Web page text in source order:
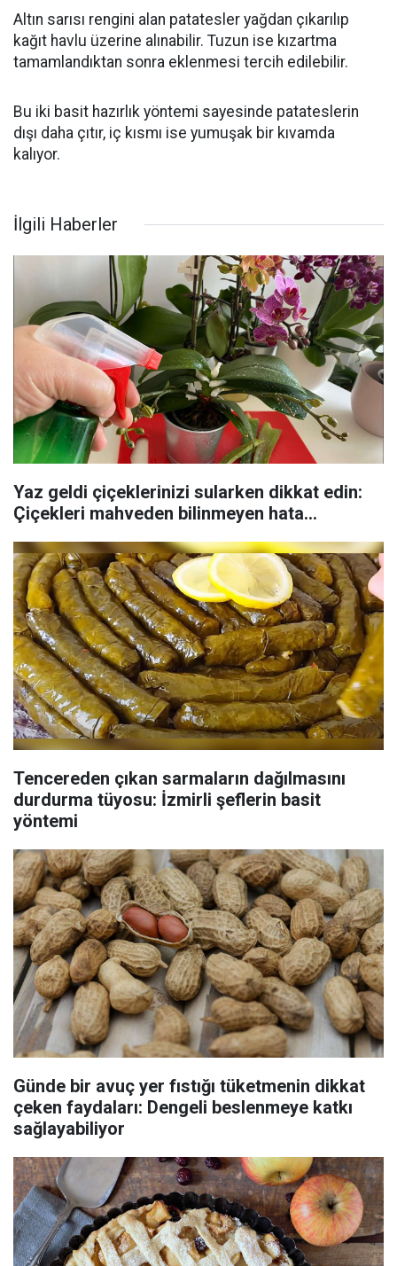
Altın sarısı rengini alan patatesler yağdan çıkarılıp
kağıt havlu üzerine alınabilir. Tuzun ise kızartma
tamamlandıktan sonra eklenmesi tercih edilebilir.
Bu iki basit hazırlık yöntemi sayesinde patateslerin
dışı daha çıtır, iç kısmı ise yumuşak bir kıvamda
kalıyor.
İlgili Haberler
Yaz geldi çiçeklerinizi sularken dikkat edin:
Çiçekleri mahveden bilinmeyen hata...
Tencereden çıkan sarmaların dağılmasını
durdurma tüyosu: İzmirli şeflerin basit
yöntemi
Günde bir avuç yer fıstığı tüketmenin dikkat
çeken faydaları: Dengeli beslenmeye katkı
sağlayabiliyor